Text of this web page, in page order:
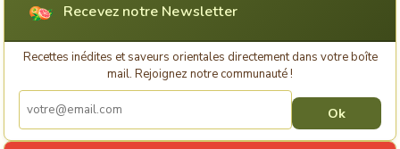
Recevez notre Newsletter
Recettes inédites et saveurs orientales directement dans votre boîte
mail. Rejoignez notre communauté !